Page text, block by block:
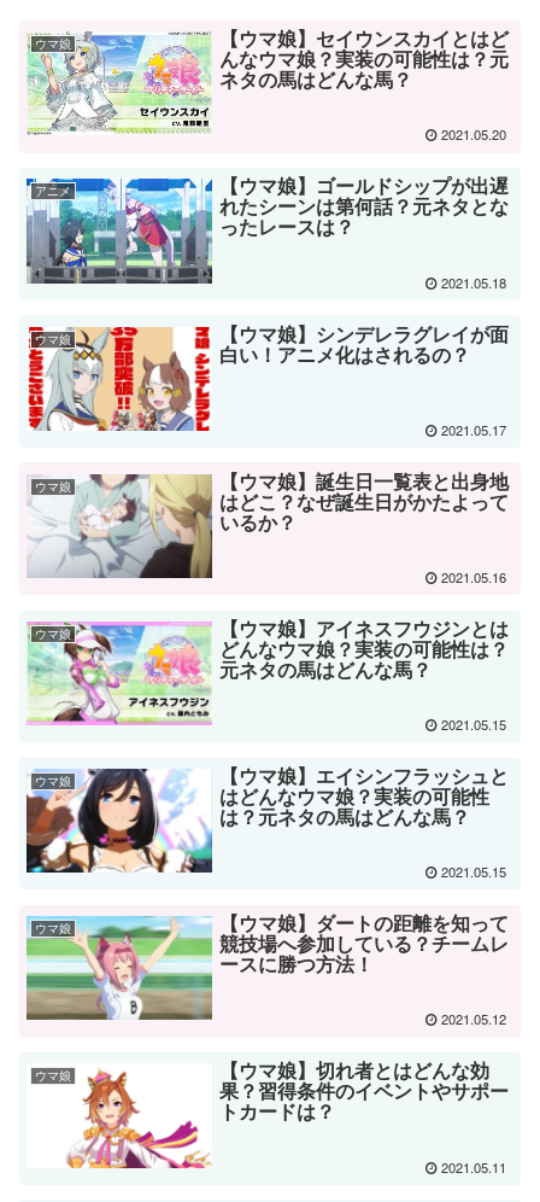
ウマ娘 【ウマ娘】セイウンスカイとはど
んなウマ娘？実装の可能性は？元
ネタの馬はどんな馬？
2021.05.20
アニメ 【ウマ娘】ゴールドシップが出遅
れたシーンは第何話？元ネタとな
ったレースは？
2021.05.18
ウマ娘 【ウマ娘】シンデレラグレイが面
白い！アニメ化はされるの？
2021.05.17
ウマ娘 【ウマ娘】誕生日一覧表と出身地
はどこ？なぜ誕生日がかたよって
いるか？
2021.05.16
ウマ娘 【ウマ娘】アイネスフウジンとは
どんなウマ娘？実装の可能性は？
元ネタの馬はどんな馬？
2021.05.15
ウマ娘 【ウマ娘】エイシンフラッシュと
はどんなウマ娘？実装の可能性
は？元ネタの馬はどんな馬？
2021.05.15
ウマ娘 【ウマ娘】ダートの距離を知って
競技場へ参加している？チームレ
ースに勝つ方法！
2021.05.12
ウマ娘 【ウマ娘】切れ者とはどんな効
果？習得条件のイベントやサポー
トカードは？
2021.05.11